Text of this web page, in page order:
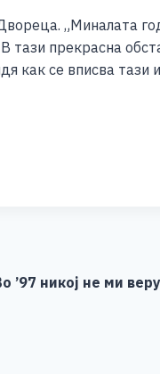
„Миналата
прекрасна
как се вписва тази
’97 никој не ми